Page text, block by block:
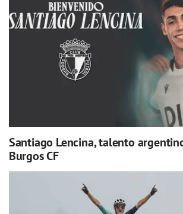
Santiago Lencina, talento
Burgos CF